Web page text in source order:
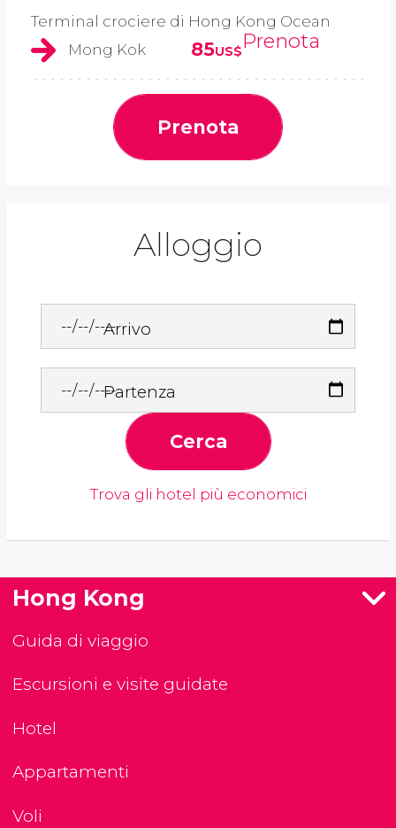
Terminal crociere di Hong Kong Ocean
Mong Kok
85US$Prenota
Prenota
Alloggio
Arrivo
Partenza
Cerca
Trova gli hotel più economici
Hong Kong
Guida di viaggio
Escursioni e visite guidate
Hotel
Appartamenti
Voli